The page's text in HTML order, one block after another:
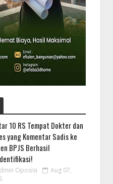
10 RS Tempat Dokter dan
yang Komentar Sadis ke
BPJS Berhasil
Oposisi
Aug 07,